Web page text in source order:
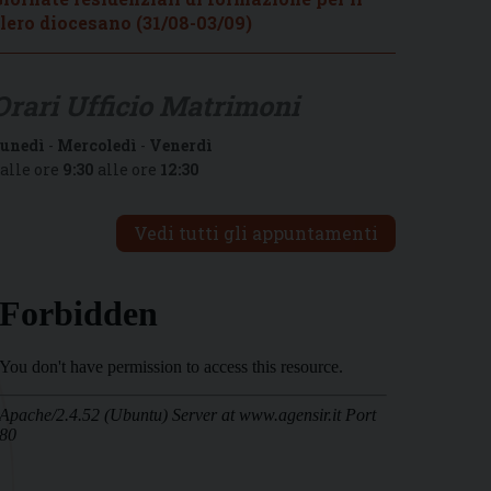
diocesano (31/08-03/09)
- Mercoledì - Venerdì
ore 9:30 alle ore 12:30
Vedi tutti gli appuntamenti